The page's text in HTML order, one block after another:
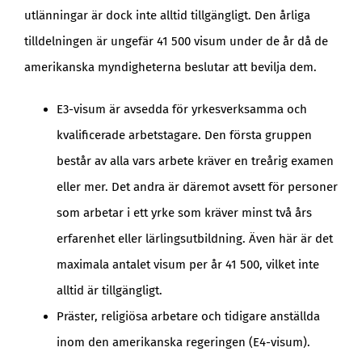
utlänningar är dock inte alltid tillgängligt. Den årliga
tilldelningen är ungefär 41 500 visum under de år då de
amerikanska myndigheterna beslutar att bevilja dem.
E3-visum är avsedda för yrkesverksamma och
kvalificerade arbetstagare. Den första gruppen
består av alla vars arbete kräver en treårig examen
eller mer. Det andra är däremot avsett för personer
som arbetar i ett yrke som kräver minst två års
erfarenhet eller lärlingsutbildning. Även här är det
maximala antalet visum per år 41 500, vilket inte
alltid är tillgängligt.
Präster, religiösa arbetare och tidigare anställda
inom den amerikanska regeringen (E4-visum).